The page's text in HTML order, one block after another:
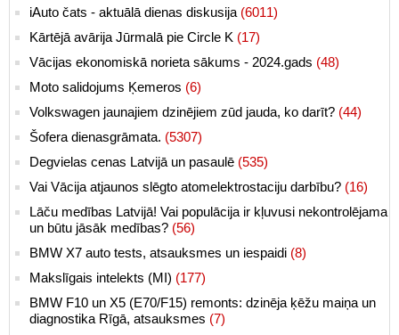
iAuto čats - aktuālā dienas diskusija (6011)
Kārtējā avārija Jūrmalā pie Circle K (17)
Vācijas ekonomiskā norieta sākums - 2024.gads (48)
Moto salidojums Ķemeros (6)
Volkswagen jaunajiem dzinējiem zūd jauda, ko darīt? (44)
Šofera dienasgrāmata. (5307)
Degvielas cenas Latvijā un pasaulē (535)
Vai Vācija atjaunos slēgto atomelektrostaciju darbību? (16)
Lāču medības Latvijā! Vai populācija ir kļuvusi nekontrolējama
un būtu jāsāk medības? (56)
BMW X7 auto tests, atsauksmes un iespaidi (8)
Makslīgais intelekts (MI) (177)
BMW F10 un X5 (E70/F15) remonts: dzinēja ķēžu maiņa un
diagnostika Rīgā, atsauksmes (7)